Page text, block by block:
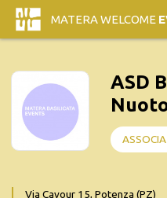
MATERA WELCOME
ASD
Via Cavour 15, Potenza (PZ)